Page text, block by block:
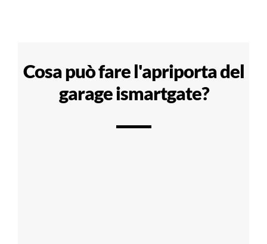
Cosa può fare l'apriporta del
garage ismartgate?